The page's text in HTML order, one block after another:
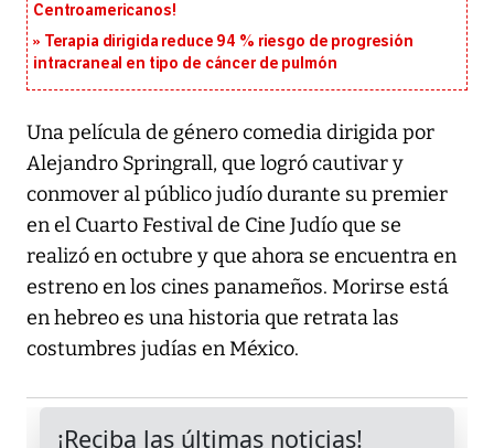
Centroamericanos!
Terapia dirigida reduce 94 % riesgo de progresión
intracraneal en tipo de cáncer de pulmón
Una película de género comedia dirigida por
Alejandro Springrall, que logró cautivar y
conmover al público judío durante su premier
en el Cuarto Festival de Cine Judío que se
realizó en octubre y que ahora se encuentra en
estreno en los cines panameños. Morirse está
en hebreo es una historia que retrata las
costumbres judías en México.